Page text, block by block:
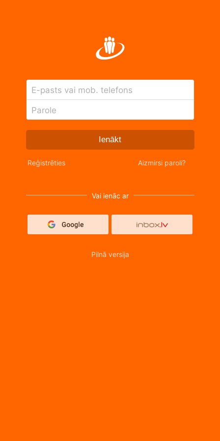
E-pasts vai mob. telefons
Parole
Ienākt
Reģistrēties Aizmirsi paroli?
Vai ienāc ar
Pilnā versija